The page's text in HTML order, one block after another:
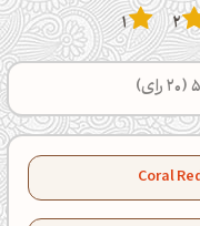
2
1
20رای)
Coral